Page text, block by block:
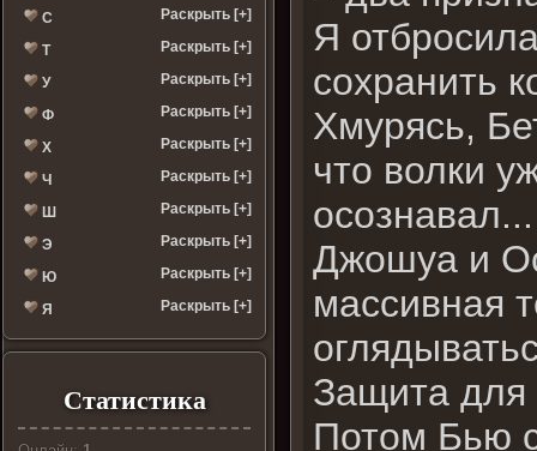
С Раскрыть [+]
Т Раскрыть [+]
У Раскрыть [+]
Ф Раскрыть [+]
Х Раскрыть [+]
Ч Раскрыть [+]
Ш Раскрыть [+]
Э Раскрыть [+]
Ю Раскрыть [+]
Я Раскрыть [+]
Статистика
Я
сохранить
Хмурясь,
что волки
Джошуа и
массивная
Защита для
Потом Бью